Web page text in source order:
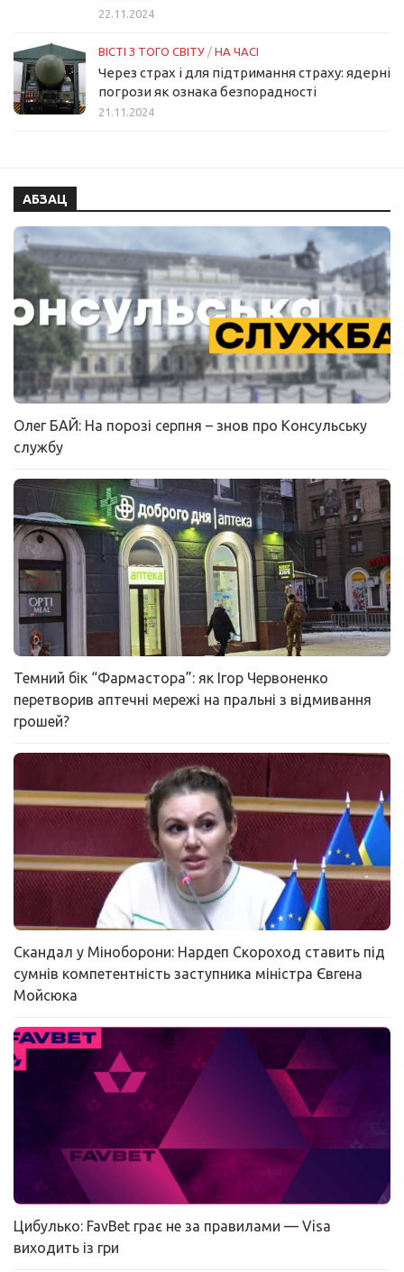
22.11.2024
ВІСТІ З ТОГО СВІТУ / НА ЧАСІ
Через страх і для підтримання страху: ядерні
погрози як ознака безпорадності
21.11.2024
АБЗАЦ
Олег БАЙ: На порозі серпня – знов про Консульську
службу
Темний бік “Фармастора”: як Ігор Червоненко
перетворив аптечні мережі на пральні з відмивання
грошей?
Скандал у Міноборони: Нардеп Скороход ставить під
сумнів компетентність заступника міністра Євгена
Мойсюка
Цибулько: FavBet грає не за правилами — Visa
виходить із гри